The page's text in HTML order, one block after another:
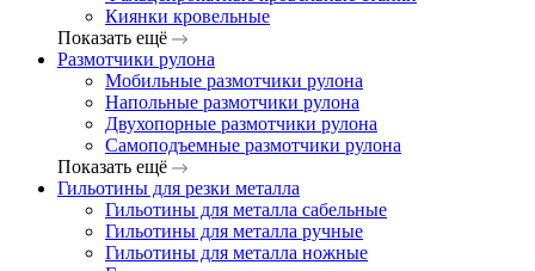
Киянки кровельные
Показать ещё
Размотчики рулона
Мобильные размотчики рулона
Напольные размотчики рулона
Двухопорные размотчики рулона
Самоподъемные размотчики рулона
Показать ещё
Гильотины для резки металла
Гильотины для металла сабельные
Гильотины для металла ручные
Гильотины для металла ножные